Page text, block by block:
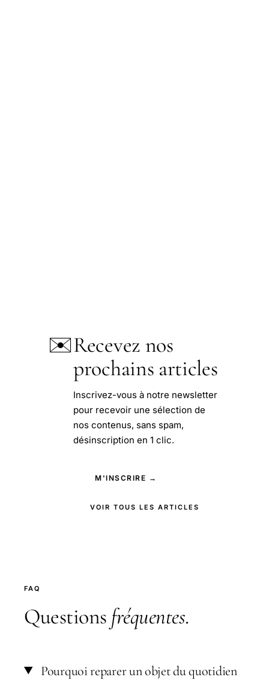
✉️Recevez nos
prochains articles
Inscrivez-vous à notre newsletter
pour recevoir une sélection de
nos contenus, sans spam,
désinscription en 1 clic.
M'INSCRIRE →
VOIR TOUS LES ARTICLES
FAQ
Questions fréquentes.
Pourquoi reparer un objet du quotidien